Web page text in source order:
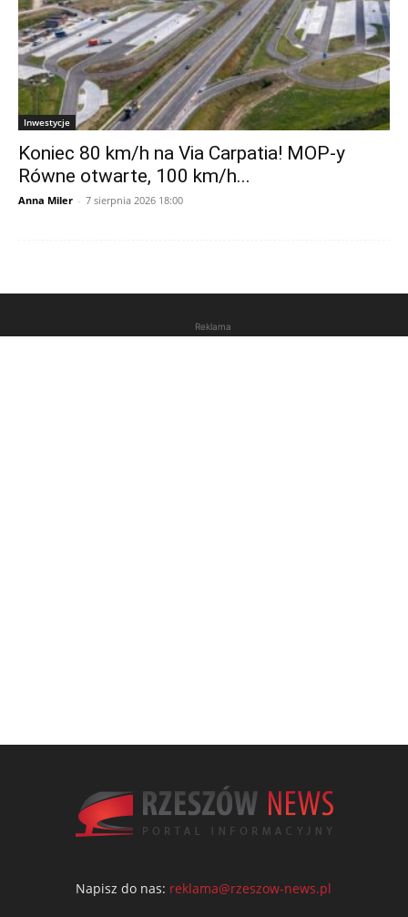
Inwestycje
Koniec 80 km/h na Via Carpatia! MOP-y
Równe otwarte, 100 km/h...
Anna Miler - 7 sierpnia 2026 18:00
Reklama
Napisz do nas: reklama@rzeszow-news.pl